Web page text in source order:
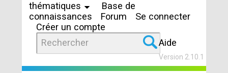
thématiques
Base de
connaissances
Forum
Se connecter
Créer un compte
Aide
Version 2.10.1